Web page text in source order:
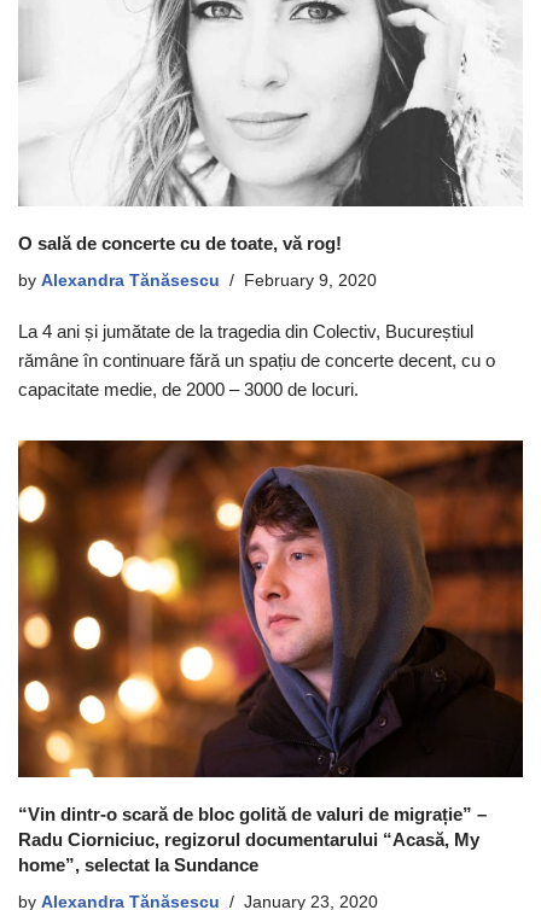
O sală de concerte cu de toate, vă rog!
by Alexandra Tănăsescu February 9, 2020
La 4 ani și jumătate de la tragedia din Colectiv, Bucureștiul
rămâne în continuare fără un spațiu de concerte decent, cu o
capacitate medie, de 2000 – 3000 de locuri.
“Vin dintr-o scară de bloc golită de valuri de migrație” –
Radu Ciorniciuc, regizorul documentarului “Acasă, My
home”, selectat la Sundance
by Alexandra Tănăsescu January 23, 2020